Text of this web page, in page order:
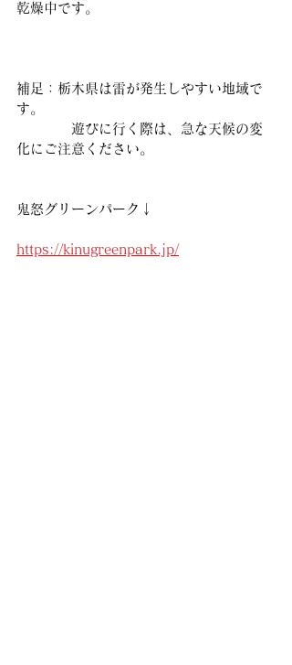
乾燥中です。
補足：栃木県は雷が発生しやすい地域で
す。
遊びに行く際は、急な天候の変
化にご注意ください。
鬼怒グリーンパーク↓
https://kinugreenpark.jp/